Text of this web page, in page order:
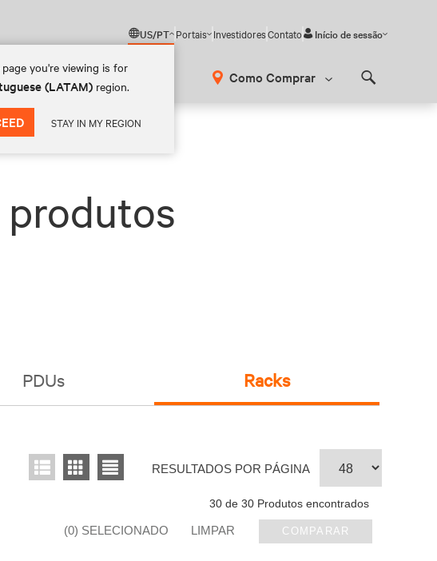
US/PT
you're viewing is for
(LATAM) region.
STAY IN MY REGION
Portais InvestidoresContato Início de sessão
Como Comprar
PDUs Racks